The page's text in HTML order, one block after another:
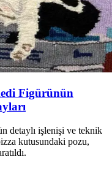
Figürünün
detaylı işlenişi ve teknik
kutusundaki pozu,